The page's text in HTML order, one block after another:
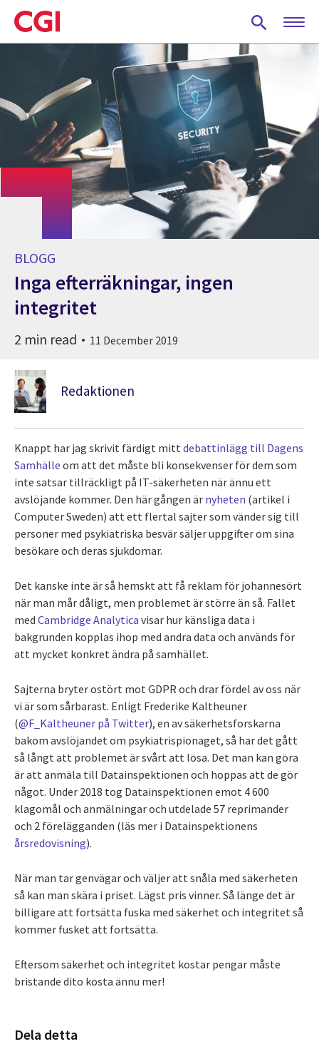
Skip
to
main
BLOGG
Inga efterräkningar, ingen
integritet
2 min read 11 December 2019
Redaktionen
Knappt har jag skrivit färdigt mitt debattinlägg till Dagens
Samhälle om att det måste bli konsekvenser för dem som
inte satsar tillräckligt på IT-säkerheten när ännu ett
avslöjande kommer. Den här gången är nyheten (artikel i
Computer Sweden) att ett flertal sajter som vänder sig till
personer med psykiatriska besvär säljer uppgifter om sina
besökare och deras sjukdomar.
Det kanske inte är så hemskt att få reklam för johannesört
när man mår dåligt, men problemet är större än så. Fallet
med Cambridge Analytica visar hur känsliga data i
bakgrunden kopplas ihop med andra data och används för
att mycket konkret ändra på samhället.
Sajterna bryter ostört mot GDPR och drar fördel av oss när
vi är som sårbarast. Enligt Frederike Kaltheuner
(@F_Kaltheuner på Twitter), en av säkerhetsforskarna
bakom avslöjandet om psykiatrispionaget, så har det gått
så långt att problemet är svårt att lösa. Det man kan göra
är att anmäla till Datainspektionen och hoppas att de gör
något. Under 2018 tog Datainspektionen emot 4 600
klagomål och anmälningar och utdelade 57 reprimander
och 2 förelägganden (läs mer i Datainspektionens
årsredovisning).
När man tar genvägar och väljer att snåla med säkerheten
så kan man skära i priset. Lägst pris vinner. Så länge det är
billigare att fortsätta fuska med säkerhet och integritet så
kommer fusket att fortsätta.
Eftersom säkerhet och integritet kostar pengar måste
bristande dito kosta ännu mer!
Dela detta